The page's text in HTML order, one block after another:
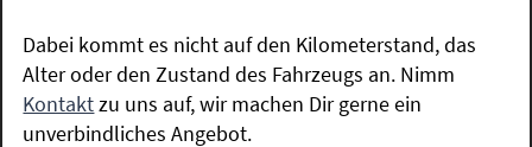
Dabei kommt es nicht auf den Kilometerstand, das
Alter oder den Zustand des Fahrzeugs an. Nimm
Kontaktzu uns auf, wir machen Dir gerne ein
unverbindliches Angebot.